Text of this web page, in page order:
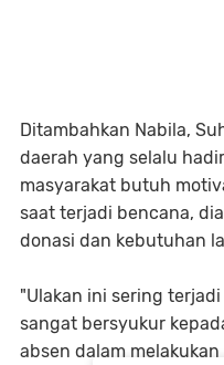
Ditambahkan Nabila,
daerah yang selalu
masyarakat butuh
saat terjadi bencana,
donasi dan kebutuhan
"Ulakan ini sering
sangat bersyukur
absen dalam